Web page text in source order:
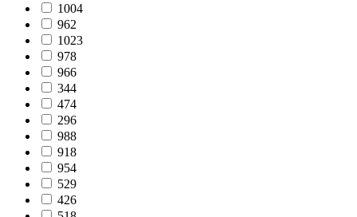
1004
962
1023
978
966
344
474
296
988
918
954
529
426